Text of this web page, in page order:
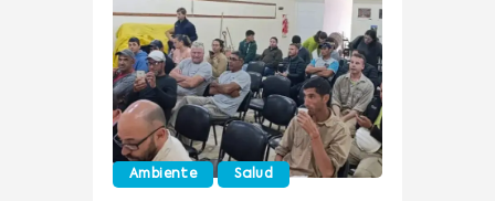
Ambiente Salud